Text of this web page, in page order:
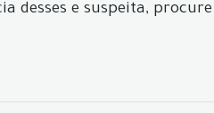
desses e suspeita,